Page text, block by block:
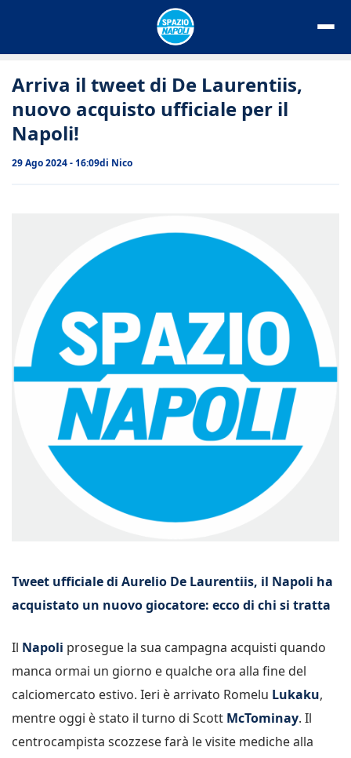
Arriva il tweet di De Laurentiis,
nuovo acquisto ufficiale per il
Napoli!
29 Ago 2024 - 16:09di Nico
Tweet ufficiale di Aurelio De Laurentiis, il Napoli ha
acquistato un nuovo giocatore: ecco di chi si tratta
Il Napoli prosegue la sua campagna acquisti quando
manca ormai un giorno e qualche ora alla fine del
calciomercato estivo. Ieri è arrivato Romelu Lukaku,
mentre oggi è stato il turno di Scott McTominay. Il
centrocampista scozzese farà le visite mediche alla